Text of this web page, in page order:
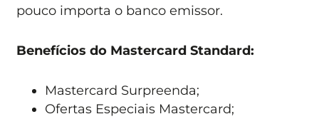
pouco importa o banco emissor.
Benefícios do Mastercard Standard:
Mastercard Surpreenda;
Ofertas Especiais Mastercard;